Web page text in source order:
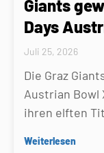
Giants
Days
Juli 25, 2026
Die Graz
Austrian
ihren elften
Weiterlesen